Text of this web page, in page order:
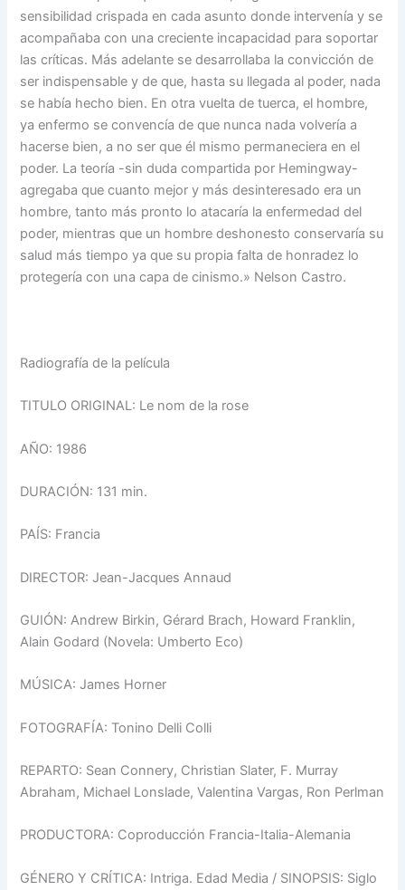
sensibilidad crispada en cada asunto donde intervenía y se
acompañaba con una creciente incapacidad para soportar
las críticas. Más adelante se desarrollaba la convicción de
ser indispensable y de que, hasta su llegada al poder, nada
se había hecho bien. En otra vuelta de tuerca, el hombre,
ya enfermo se convencía de que nunca nada volvería a
hacerse bien, a no ser que él mismo permaneciera en el
poder. La teoría -sin duda compartida por Hemingway-
agregaba que cuanto mejor y más desinteresado era un
hombre, tanto más pronto lo atacaría la enfermedad del
poder, mientras que un hombre deshonesto conservaría su
salud más tiempo ya que su propia falta de honradez lo
protegería con una capa de cinismo.» Nelson Castro.
Radiografía de la película
TITULO ORIGINAL: Le nom de la rose
AÑO: 1986
DURACIÓN: 131 min.
PAÍS: Francia
DIRECTOR: Jean-Jacques Annaud
GUIÓN: Andrew Birkin, Gérard Brach, Howard Franklin,
Alain Godard (Novela: Umberto Eco)
MÚSICA: James Horner
FOTOGRAFÍA: Tonino Delli Colli
REPARTO: Sean Connery, Christian Slater, F. Murray
Abraham, Michael Lonslade, Valentina Vargas, Ron Perlman
PRODUCTORA: Coproducción Francia-Italia-Alemania
GÉNERO Y CRÍTICA: Intriga. Edad Media / SINOPSIS: Siglo